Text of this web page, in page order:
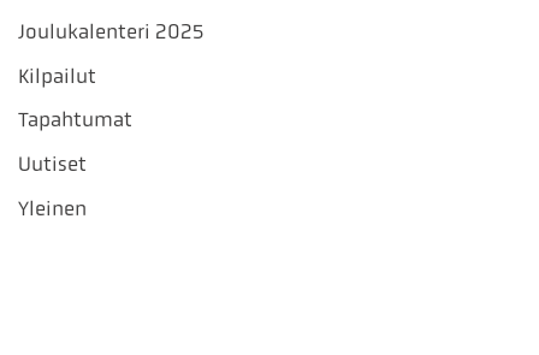
Joulukalenteri 2025
Kilpailut
Tapahtumat
Uutiset
Yleinen